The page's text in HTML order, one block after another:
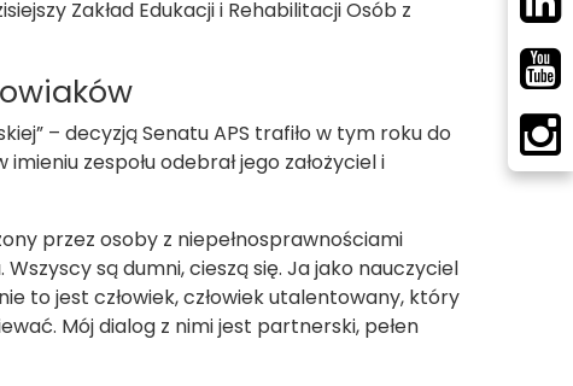
Zakład Edukacji i Rehabilitacji Osób z
– decyzją Senatu APS trafiło w tym roku do
imieniu zespołu odebrał jego założyciel i
przez osoby z niepełnosprawnościami
są dumni, cieszą się. Ja jako nauczyciel
to jest człowiek, człowiek utalentowany, który
Mój dialog z nimi jest partnerski, pełen